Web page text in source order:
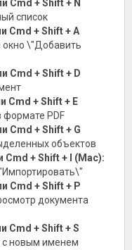
Cmd + Shift + N
список
Cmd + Shift + A
окно \"Добавить
Cmd + Shift + D
Cmd + Shift + E
формате PDF
Cmd + Shift + G
объектов
Cmd + Shift + I (Mac):
Cmd + Shift + P
документа
Cmd + Shift + S
с новым именем